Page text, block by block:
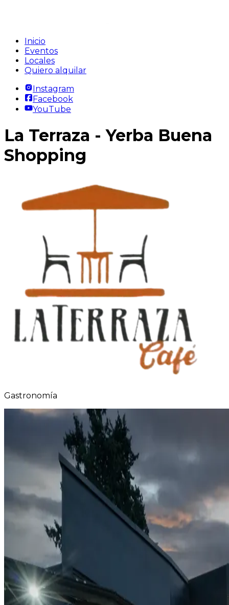
Inicio
Eventos
Locales
Quiero alquilar
Instagram
Facebook
YouTube
La Terraza - Yerba Buena
Shopping
Gastronomía